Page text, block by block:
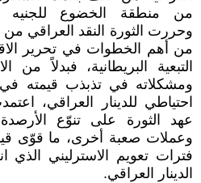
من منطقة الخضوع للجنيه
وحررت الثورة النقد العراقي من
من أهم الخطوات في تحرير
التبعية البريطانية، فبدلاً من
ومشكلاته في تذبذب قيمته
احتياطي للدينار العراقي،
عهد الثورة على تنوّع
وعملات صعبة أخرى، ما قوّى
فترات تعويم الاسترليني
الدينار العراقي.